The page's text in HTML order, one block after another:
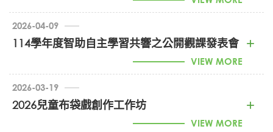
1150006718_國中數學扶助雲端共備研習簡章 (PDF)
2026-04-09
114學年度智助自主學習共響之公開觀課發表會
VIEW MORE
1150007277_智助自主學習共響之公開觀課發表會
2026-03-19
2026兒童布袋戲創作工作坊
VIEW MORE